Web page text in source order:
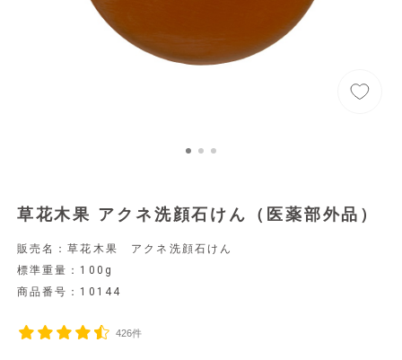
草花木果 アクネ洗顔石けん（医薬部外品）
販売名：草花木果 アクネ洗顔石けん
標準重量：100g
商品番号： 10144
426件